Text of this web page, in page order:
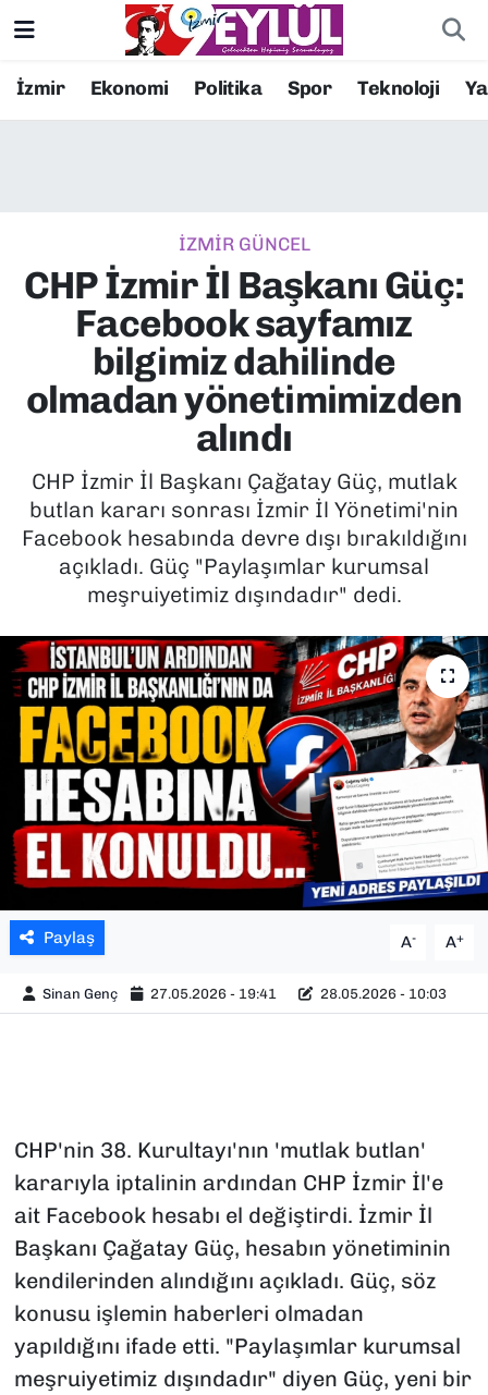
İzmir Ekonomi Politika Spor Teknoloji
İZMİR GÜNCEL
CHP İzmir İl Başkanı Güç:
Facebook sayfamız
bilgimiz dahilinde
olmadan yönetimimizden
alındı
CHP İzmir İl Başkanı Çağatay Güç, mutlak
butlan kararı sonrası İzmir İl Yönetimi'nin
Facebook hesabında devre dışı bırakıldığını
açıkladı. Güç "Paylaşımlar kurumsal
meşruiyetimiz dışındadır" dedi.
Paylaş A- A+
Sinan Genç 27.05.2026 - 19:41 28.05.2026 - 10:03
CHP'nin 38. Kurultayı'nın 'mutlak butlan'
kararıyla iptalinin ardından CHP İzmir İl'e
ait Facebook hesabı el değiştirdi. İzmir İl
Başkanı Çağatay Güç, hesabın yönetiminin
kendilerinden alındığını açıkladı. Güç, söz
konusu işlemin haberleri olmadan
yapıldığını ifade etti. "Paylaşımlar kurumsal
meşruiyetimiz dışındadır" diyen Güç, yeni bir
Resmi İlanlar
EKONOMİ
KÜLTÜR SANAT
MAGAZİN
POLİTİKA
SAĞLIK
SPOR
TEKNOLOJİ
YAŞAM
YEREL YÖNETİMLER
Konak Nöbetçi Eczaneler
Süper Lig Puan Durumu ve Fikstür
Tüm Manşetler
Son Dakika Haberleri
Haber Arşivi